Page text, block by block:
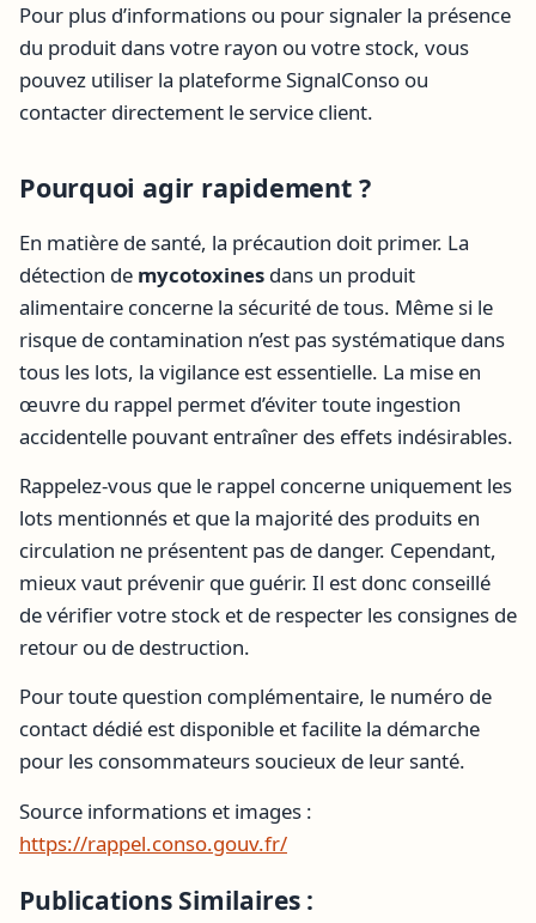
Pour plus d’informations ou pour signaler la présence
du produit dans votre rayon ou votre stock, vous
pouvez utiliser la plateforme SignalConso ou
contacter directement le service client.
Pourquoi agir rapidement ?
En matière de santé, la précaution doit primer. La
détection de mycotoxines dans un produit
alimentaire concerne la sécurité de tous. Même si le
risque de contamination n’est pas systématique dans
tous les lots, la vigilance est essentielle. La mise en
œuvre du rappel permet d’éviter toute ingestion
accidentelle pouvant entraîner des effets indésirables.
Rappelez-vous que le rappel concerne uniquement les
lots mentionnés et que la majorité des produits en
circulation ne présentent pas de danger. Cependant,
mieux vaut prévenir que guérir. Il est donc conseillé
de vérifier votre stock et de respecter les consignes de
retour ou de destruction.
Pour toute question complémentaire, le numéro de
contact dédié est disponible et facilite la démarche
pour les consommateurs soucieux de leur santé.
Source informations et images :
https://rappel.conso.gouv.fr/
Publications Similaires :